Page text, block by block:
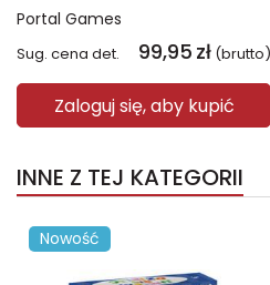
Portal Games
Sug. cena det. 99,95 zł (brutto)
Zaloguj się, aby kupić
INNE Z TEJ KATEGORII
Nowość